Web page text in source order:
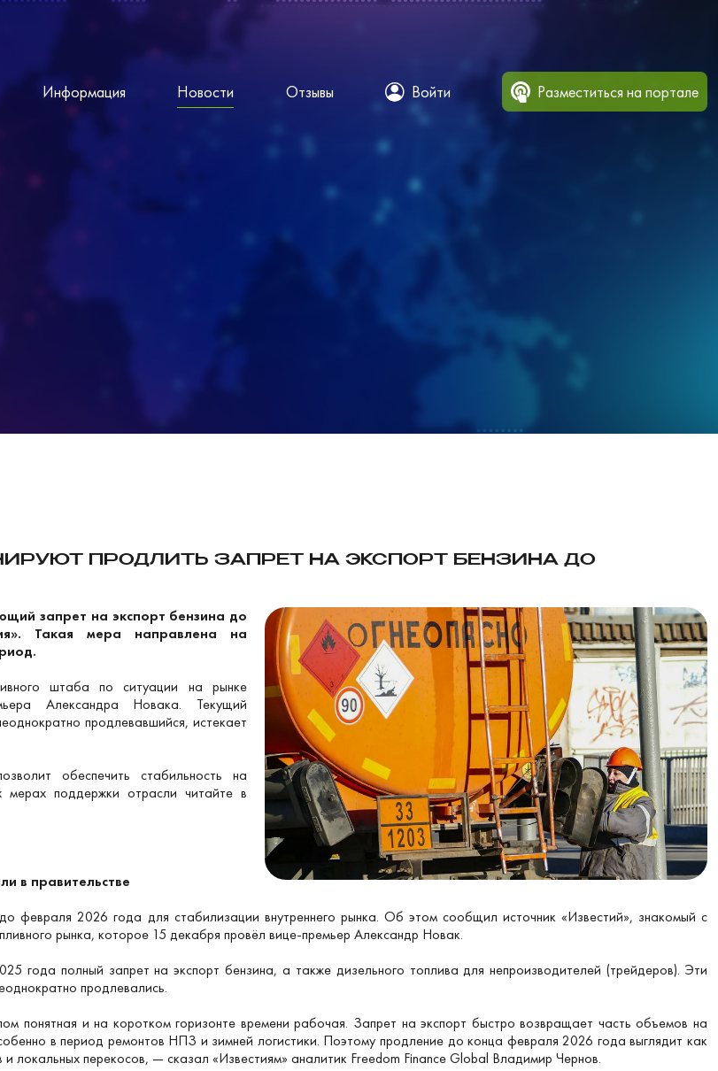
Информация Новости Отзывы Войти Разместиться на портале
ПРОДЛИТЬ ЗАПРЕТ НА ЭКСПОРТ БЕНЗИНА ДО
запрет на экспорт бензина до
Такая мера направлена на
штаба по ситуации на рынке
Александра Новака. Текущий
продлевавшийся, истекает
обеспечить стабильность на
мерах поддержки отрасли читайте в
в правительстве
февраля 2026 года для стабилизации внутреннего рынка. Об этом сообщил источник «Известий», знакомый с
рынка, которое 15 декабря провёл вице-премьер Александр Новак.
года полный запрет на экспорт бензина, а также дизельного топлива для непроизводителей (трейдеров). Эти
продлевались.
понятная и на коротком горизонте времени рабочая. Запрет на экспорт быстро возвращает часть объемов на
в период ремонтов НПЗ и зимней логистики. Поэтому продление до конца февраля 2026 года выглядит как
и локальных перекосов, — сказал «Известиям» аналитик Freedom Finance Global Владимир Чернов.